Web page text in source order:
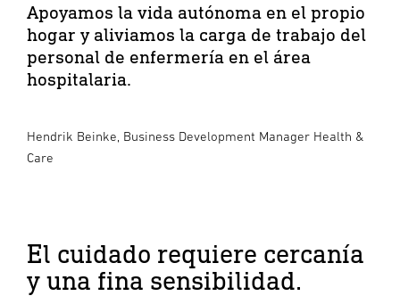
Apoyamos la vida autónoma en el propio
hogar y aliviamos la carga de trabajo del
personal de enfermería en el área
hospitalaria.
Hendrik Beinke, Business Development Manager Health &
Care
El cuidado requiere cercanía
y una fina sensibilidad.